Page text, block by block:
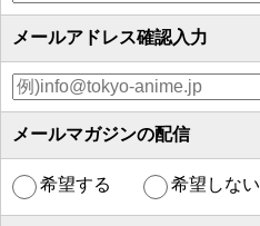
メールアドレス確認入力
メールマガジンの配信
希望する 希望しない